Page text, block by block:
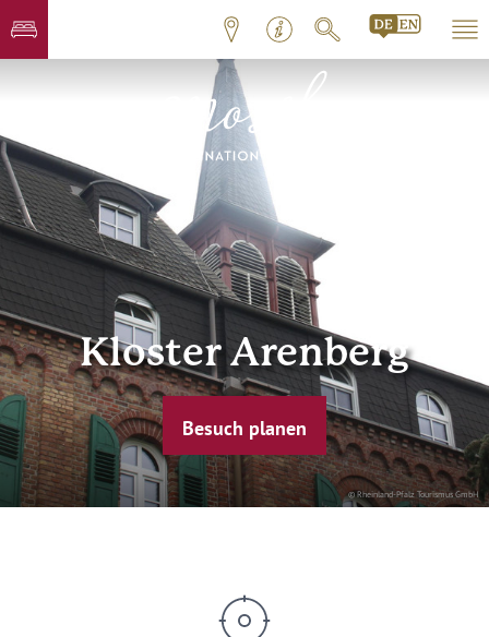
© Rheinland-Pfalz Tourismus GmbH
Kloster Arenberg
Besuch planen